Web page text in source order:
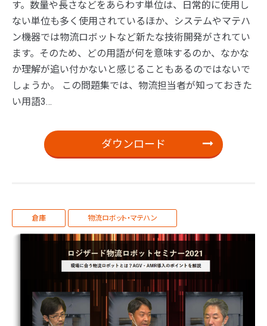
す。数量や長さなどをあらわす単位は、日常的に使用し
ない単位も多く使用されているほか、システムやマテハ
ン機器では物流ロボットなど新たな技術開発がされてい
ます。そのため、どの用語が何を意味するのか、なかな
か理解が追い付かないと感じることもあるのではないで
しょうか。 この問題集では、物流担当者が知っておきた
い用語3…
ダウンロード
倉庫 物流ロボット・マテハン